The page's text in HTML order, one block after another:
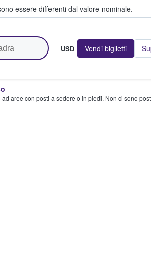
essere differenti dal valore nominale.
USD Vendi biglietti
aree con posti a sedere o in piedi. Non ci sono